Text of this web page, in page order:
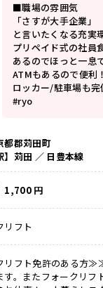
■職場の雰囲気
「さすが大手企業」
と言いたくなる充実
プリペイド式の社員
あるのでほっと一息
ATMもあるので便利！
ロッカー/駐車場も完
#ryo
都郡苅田町
】苅田 ／ 日豊本線
1,700 円
リフト
リフト免許のある方
す。またフォークリフ